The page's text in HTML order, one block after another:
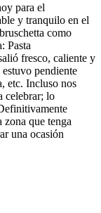
para el
y tranquilo en el
como
Pasta
fresco, caliente y
pendiente
etc. Incluso nos
celebrar; lo
zona que tenga
una ocasión